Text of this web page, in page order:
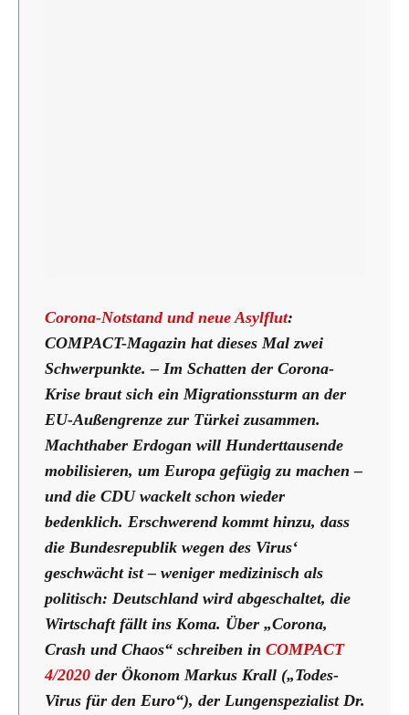
Corona-Notstand und neue Asylflut:
COMPACT-Magazin hat dieses Mal zwei
Schwerpunkte. – Im Schatten der Corona-
Krise braut sich ein Migrationssturm an der
EU-Außengrenze zur Türkei zusammen.
Machthaber Erdogan will Hunderttausende
mobilisieren, um Europa gefügig zu machen –
und die CDU wackelt schon wieder
bedenklich. Erschwerend kommt hinzu, dass
die Bundesrepublik wegen des Virus‘
geschwächt ist – weniger medizinisch als
politisch: Deutschland wird abgeschaltet, die
Wirtschaft fällt ins Koma. Über „Corona,
Crash und Chaos“ schreiben in COMPACT
4/2020 der Ökonom Markus Krall („Todes-
Virus für den Euro“), der Lungenspezialist Dr.